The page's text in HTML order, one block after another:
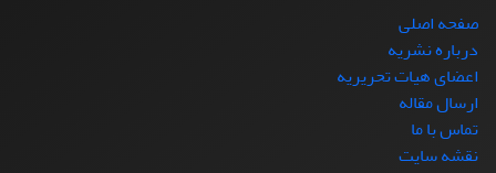
صفحه اصلی
درباره نشریه
اعضای هیات تحریریه
ارسال مقاله
تماس با ما
نقشه سایت